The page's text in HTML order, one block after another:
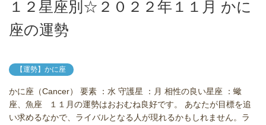
１２星座別☆２０２２年１１月 かに
座の運勢
【運勢】かに座
かに座（Cancer） 要素 ：水 守護星 ：月 相性の良い星座 ：蠍
座、魚座 １１月の運勢はおおむね良好です。 あなたが目標を追
い求めるなかで、ライバルとなる人が現れるかもしれません。ラ